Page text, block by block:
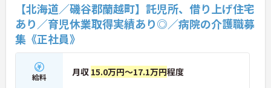
【北海道／磯谷郡蘭越町】託児所、借り上げ住宅
あり／育児休業取得実績あり◎／病院の介護職募
集《正社員》
給料 月収 15.0万円～17.1万円程度